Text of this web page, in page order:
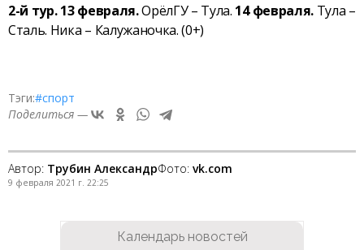
2-й тур. 13 февраля.ОрёлГУ – Тула. 14 февраля.Тула –
Сталь. Ника – Калужаночка. (0+)
Тэги:#спорт
Поделиться —
Автор: Трубин АлександрФото: vk.com
9 февраля 2021 г. 22:25
Календарь новостей